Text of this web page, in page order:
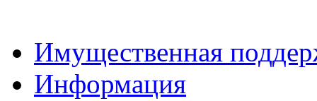
Имущественная
Информация